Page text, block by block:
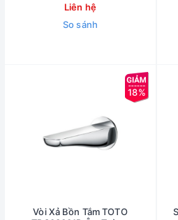
Liên hệ
So sánh
18%
Vòi Xả Bồn Tắm TOTO